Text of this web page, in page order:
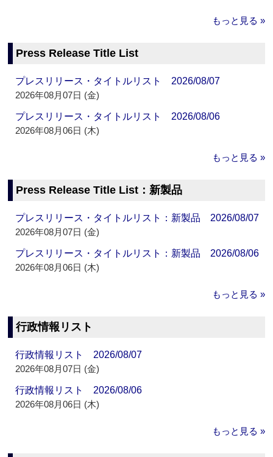
もっと見る »
Press Release Title List
プレスリリース・タイトルリスト 2026/08/07
2026年08月07日 (金)
プレスリリース・タイトルリスト 2026/08/06
2026年08月06日 (木)
もっと見る »
Press Release Title List：新製品
プレスリリース・タイトルリスト：新製品 2026/08/07
2026年08月07日 (金)
プレスリリース・タイトルリスト：新製品 2026/08/06
2026年08月06日 (木)
もっと見る »
行政情報リスト
行政情報リスト 2026/08/07
2026年08月07日 (金)
行政情報リスト 2026/08/06
2026年08月06日 (木)
もっと見る »